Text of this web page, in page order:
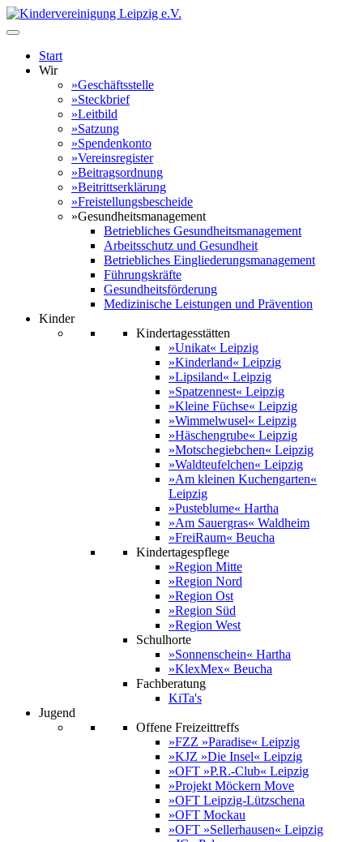
Start
Wir
»Geschäftsstelle
»Steckbrief
»Leitbild
»Satzung
»Spendenkonto
»Vereinsregister
»Beitragsordnung
»Beitrittserklärung
»Freistellungsbescheide
»Gesundheitsmanagement
Betriebliches Gesundheitsmanagement
Arbeitsschutz und Gesundheit
Betriebliches Eingliederungsmanagement
Führungskräfte
Gesundheitsförderung
Medizinische Leistungen und Prävention
Kinder
Kindertagesstätten
»Unikat« Leipzig
»Kinderland« Leipzig
»Lipsiland« Leipzig
»Spatzennest« Leipzig
»Kleine Füchse« Leipzig
»Wimmelwusel« Leipzig
»Häschengrube« Leipzig
»Motschegiebchen« Leipzig
»Waldteufelchen« Leipzig
»Am kleinen Kuchengarten«
Leipzig
»Pusteblume« Hartha
»Am Sauergras« Waldheim
»FreiRaum« Beucha
Kindertagespflege
»Region Mitte
»Region Nord
»Region Ost
»Region Süd
»Region West
Schulhorte
»Sonnenschein« Hartha
»KlexMex« Beucha
Fachberatung
KiTa's
Jugend
Offene Freizeittreffs
»FZZ »Paradise« Leipzig
»KJZ »Die Insel« Leipzig
»OFT »P.R.-Club« Leipzig
»Projekt Möckern Move
»OFT Leipzig-Lützschena
»OFT Mockau
»OFT »Sellerhausen« Leipzig